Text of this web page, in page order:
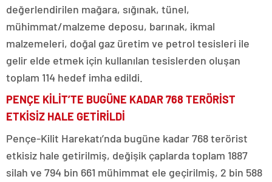
değerlendirilen mağara, sığınak, tünel,
mühimmat/malzeme deposu, barınak, ikmal
malzemeleri, doğal gaz üretim ve petrol tesisleri ile
gelir elde etmek için kullanılan tesislerden oluşan
toplam 114 hedef imha edildi.
PENÇE KİLİT’TE BUGÜNE KADAR 768 TERÖRİST
ETKİSİZ HALE GETİRİLDİ
Pençe-Kilit Harekatı’nda bugüne kadar 768 terörist
etkisiz hale getirilmiş, değişik çaplarda toplam 1887
silah ve 794 bin 661 mühimmat ele geçirilmiş, 2 bin 588